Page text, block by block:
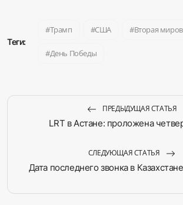
Теги:
Трамп США Вторая
День Победы
ПРЕДЫДУЩАЯ СТАТЬЯ
LRT в Астане: проложена
СЛЕДУЮЩАЯ СТАТЬЯ
Дата последнего звонка в